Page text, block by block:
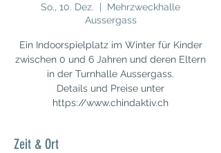
So., 10. Dez.
Mehrzweckhalle
Aussergass
Ein Indoorspielplatz im Winter für Kinder
zwischen 0 und 6 Jahren und deren Eltern
in der Turnhalle Aussergass.
Details und Preise unter
https://www.chindaktiv.ch
Zeit & Ort